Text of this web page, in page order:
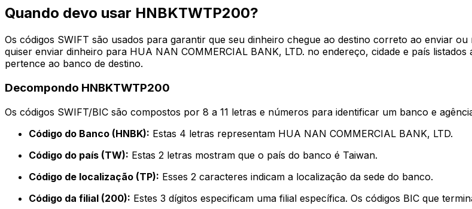
Quando devo usar HNBKTWTP200?
Os códigos SWIFT são usados para garantir que seu dinheiro chegue ao destino correto ao enviar
quiser enviar dinheiro para HUA NAN COMMERCIAL BANK, LTD. no endereço, cidade e país
pertence ao banco de destino.
Decompondo HNBKTWTP200
Os códigos SWIFT/BIC são compostos por 8 a 11 letras e números para identificar um banco e
Código do Banco (HNBK): Estas 4 letras representam HUA NAN COMMERCIAL BANK, LTD.
Código do país (TW): Estas 2 letras mostram que o país do banco é Taiwan.
Código de localização (TP): Esses 2 caracteres indicam a localização da sede do banco.
Código da filial (200): Estes 3 dígitos especificam uma filial específica. Os códigos BIC que